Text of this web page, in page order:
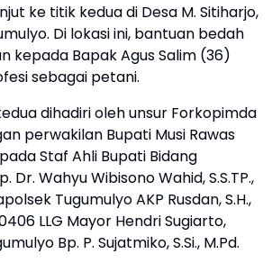
ke titik kedua di Desa M. Sitiharjo,
Di lokasi ini, bantuan bedah
kepada Bapak Agus Salim (36)
sebagai petani.
dihadiri oleh unsur Forkopimda
perwakilan Bupati Musi Rawas
Staf Ahli Bupati Bidang
Dr. Wahyu Wibisono Wahid, S.S.TP.,
Tugumulyo AKP Rusdan, S.H.,
LLG Mayor Hendri Sugiarto,
Bp. P. Sujatmiko, S.Si., M.Pd.